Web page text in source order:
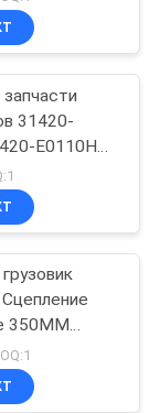
OEM
31420-
E0110HP
для HINO
350MM
HNC540
RANGER
J08CT в